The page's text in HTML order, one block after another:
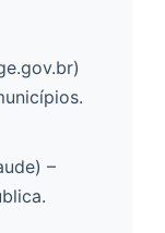
–